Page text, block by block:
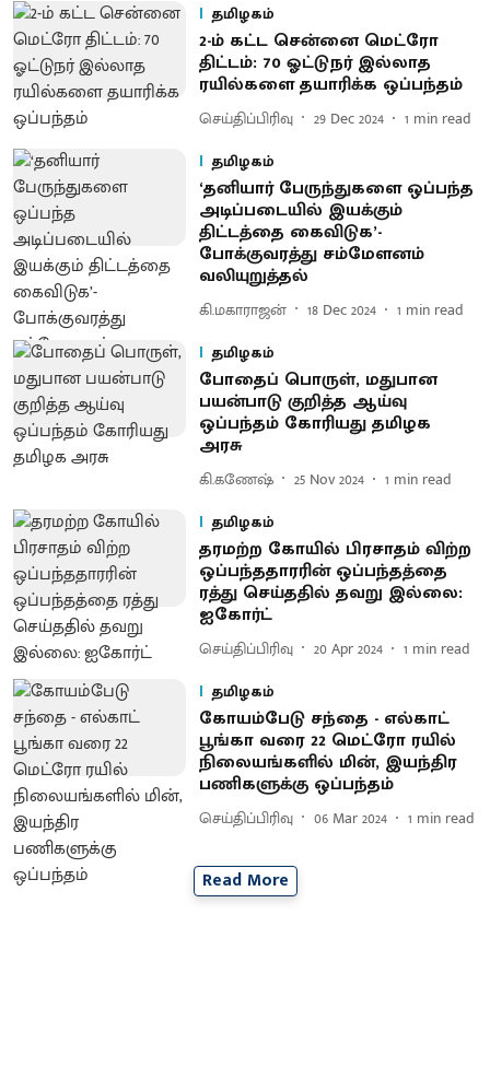
தமிழகம்
2-ம் கட்ட சென்னை மெட்ரோ
திட்டம்: 70 ஓட்டுநர் இல்லாத
ரயில்களை தயாரிக்க ஒப்பந்தம்
செய்திப்பிரிவு 29 Dec 2024 1 min read
தமிழகம்
‘தனியார் பேருந்துகளை ஒப்பந்த
அடிப்படையில் இயக்கும்
திட்டத்தை கைவிடுக’-
போக்குவரத்து சம்மேளனம்
வலியுறுத்தல்
கி.மகாராஜன் 18 Dec 2024 1 min read
தமிழகம்
போதைப் பொருள், மதுபான
பயன்பாடு குறித்த ஆய்வு
ஒப்பந்தம் கோரியது தமிழக
அரசு
கி.கணேஷ் 25 Nov 2024 1 min read
தமிழகம்
தரமற்ற கோயில் பிரசாதம் விற்ற
ஒப்பந்ததாரரின் ஒப்பந்தத்தை
ரத்து செய்ததில் தவறு இல்லை:
ஐகோர்ட்
செய்திப்பிரிவு 20 Apr 2024 1 min read
தமிழகம்
கோயம்பேடு சந்தை - எல்காட்
பூங்கா வரை 22 மெட்ரோ ரயில்
நிலையங்களில் மின், இயந்திர
பணிகளுக்கு ஒப்பந்தம்
செய்திப்பிரிவு 06 Mar 2024 1 min read
Read More